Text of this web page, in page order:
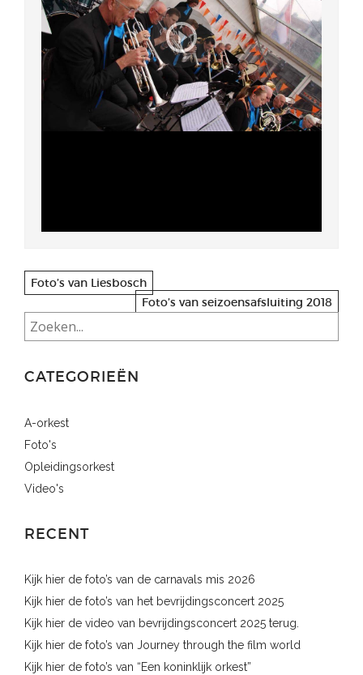
Foto’s van Liesbosch
Foto’s van seizoensafsluiting 2018
CATEGORIEËN
A-orkest
Foto's
Opleidingsorkest
Video's
RECENT
Kijk hier de foto’s van de carnavals mis 2026
Kijk hier de foto’s van het bevrijdingsconcert 2025
Kijk hier de video van bevrijdingsconcert 2025 terug.
Kijk hier de foto’s van Journey through the film world
Kijk hier de foto’s van “Een koninklijk orkest”